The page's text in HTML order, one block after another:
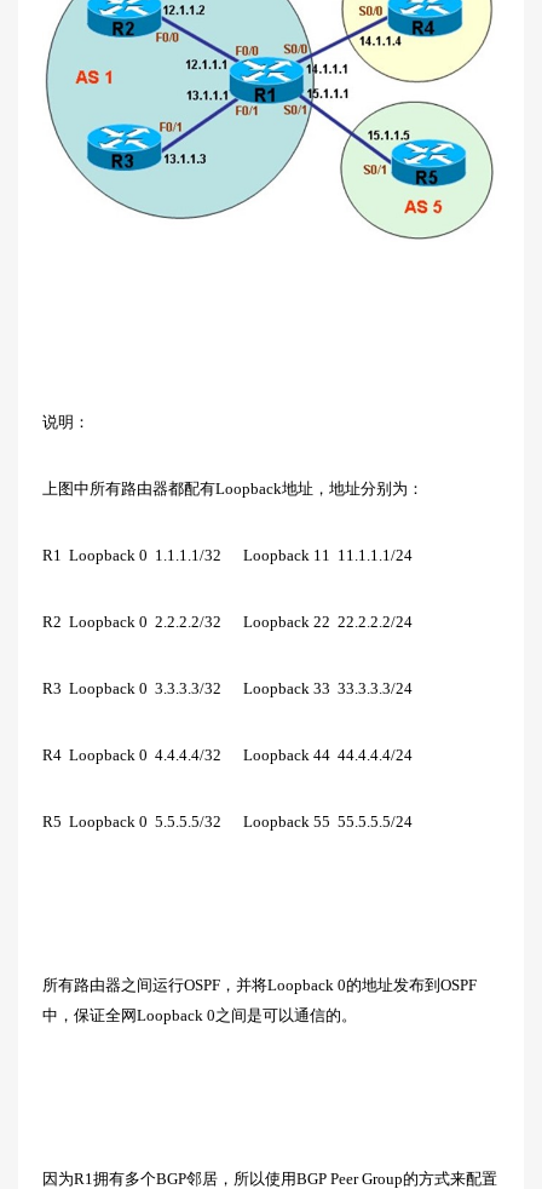
说明：
上图中所有路由器都配有Loopback地址，地址分别为：
R1 Loopback 0 1.1.1.1/32 Loopback 11 11.1.1.1/24
R2 Loopback 0 2.2.2.2/32 Loopback 22 22.2.2.2/24
R3 Loopback 0 3.3.3.3/32 Loopback 33 33.3.3.3/24
R4 Loopback 0 4.4.4.4/32 Loopback 44 44.4.4.4/24
R5 Loopback 0 5.5.5.5/32 Loopback 55 55.5.5.5/24
所有路由器之间运行OSPF，并将Loopback 0的地址发布到OSPF
中，保证全网Loopback 0之间是可以通信的。
因为R1拥有多个BGP邻居，所以使用BGP Peer Group的方式来配置